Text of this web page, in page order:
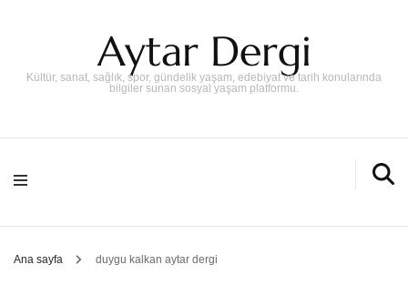
Aytar Dergi
Kültür, sanat, sağlık, spor, gündelik yaşam, edebiyat ve tarih konularında
bilgiler sunan sosyal yaşam platformu.
Ana sayfa duygu kalkan aytar dergi